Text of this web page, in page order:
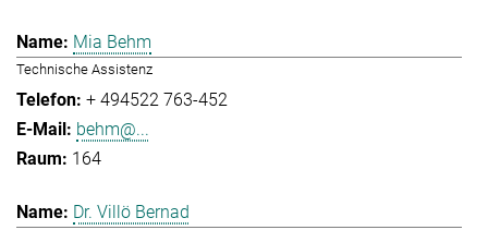
Mia Behm
Technische Assistenz
+ 494522 763-452
behm@...
164
Dr. Villö Bernad